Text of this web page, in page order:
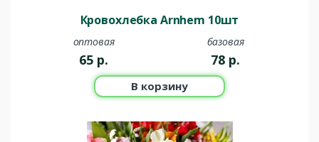
Кровохлебка Arnhem 10шт
оптовая
65 р.
базовая
78 р.
В корзину